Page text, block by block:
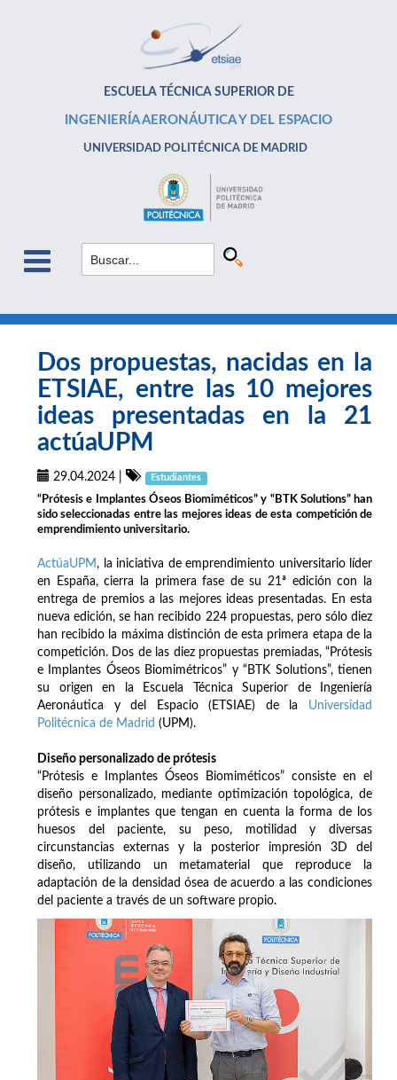
ESCUELA TÉCNICA SUPERIOR DE
INGENIERÍA AERONÁUTICA Y DEL ESPACIO
UNIVERSIDAD POLITÉCNICA DE MADRID
Dos propuestas, nacidas en la
ETSIAE, entre las 10 mejores
ideas presentadas en la 21
actúaUPM
29.04.2024 Estudiantes
“Prótesis e Implantes Óseos Biomiméticos” y “BTK Solutions” han
sido seleccionadas entre las mejores ideas de esta competición de
emprendimiento universitario.
ActúaUPM , la iniciativa de emprendimiento universitario líder
en España, cierra la primera fase de su 21ª edición con la
entrega de premios a las mejores ideas presentadas. En esta
nueva edición, se han recibido 224 propuestas, pero sólo diez
han recibido la máxima distinción de esta primera etapa de la
competición. Dos de las diez propuestas premiadas, “Prótesis
e Implantes Óseos Biomimétricos” y “BTK Solutions”, tienen
su origen en la Escuela Técnica Superior de Ingeniería
Aeronáutica y del Espacio (ETSIAE) de la Universidad
Politécnica de Madrid (UPM).
Diseño personalizado de prótesis
“Prótesis e Implantes Óseos Biomiméticos” consiste en el
diseño personalizado, mediante optimización topológica, de
prótesis e implantes que tengan en cuenta la forma de los
huesos del paciente, su peso, motilidad y diversas
circunstancias externas y la posterior impresión 3D del
diseño, utilizando un metamaterial que reproduce la
adaptación de la densidad ósea de acuerdo a las condiciones
del paciente a través de un software propio.